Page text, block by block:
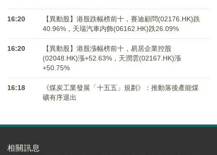
16:20
【異動股】港股跌幅榜前十，賽迪顧問(02176.HK)跌
40.96%，天瑞汽車内飾(06162.HK)跌26.09%
16:20
【異動股】港股漲幅榜前十，易居企業控股
(02048.HK)漲+52.63%，天潤雲(02167.HK)漲
+50.75%
16:18
《煤炭工業發展「十五五」規劃》：推動落後產能煤
礦有序退出
相關訊息